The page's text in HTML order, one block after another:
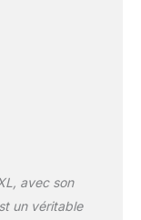
notre
et est
réunions
plein air,
avec son
un véritable